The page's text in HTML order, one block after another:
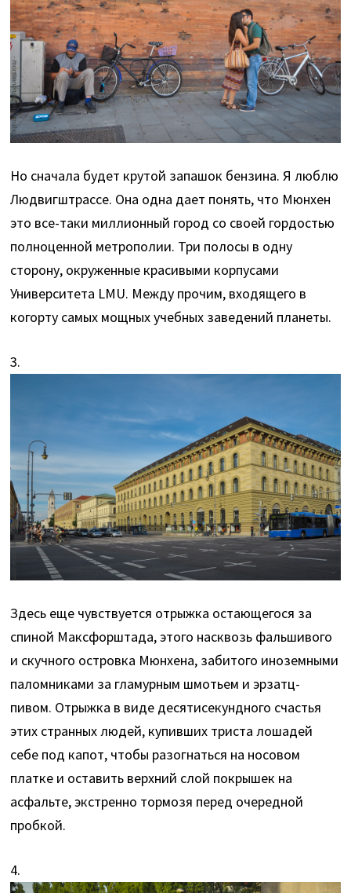
Но сначала будет крутой запашок бензина. Я люблю
Людвигштрассе. Она одна дает понять, что Мюнхен
это все-таки миллионный город со своей гордостью
полноценной метрополии. Три полосы в одну
сторону, окруженные красивыми корпусами
Университета LMU. Между прочим, входящего в
когорту самых мощных учебных заведений планеты.
3.
Здесь еще чувствуется отрыжка остающегося за
спиной Максфорштада, этого насквозь фальшивого
и скучного островка Мюнхена, забитого иноземными
паломниками за гламурным шмотьем и эрзатц-
пивом. Отрыжка в виде десятисекундного счастья
этих странных людей, купивших триста лошадей
себе под капот, чтобы разогнаться на носовом
платке и оставить верхний слой покрышек на
асфальте, экстренно тормозя перед очередной
пробкой.
4.